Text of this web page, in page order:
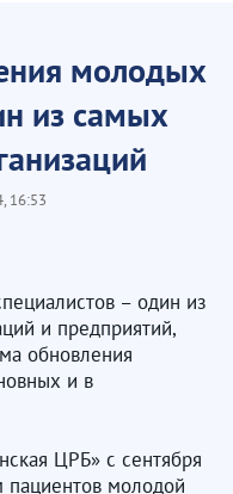
молодых
из самых
16:53
– один из
и предприятий,
обновления
и в
ЦРБ» с сентября
пациентов молодой